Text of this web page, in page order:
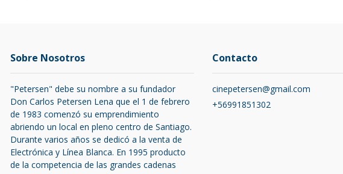
Sobre Nosotros
"Petersen" debe su nombre a su fundador
Don Carlos Petersen Lena que el 1 de febrero
de 1983 comenzó su emprendimiento
abriendo un local en pleno centro de Santiago.
Durante varios años se dedicó a la venta de
Electrónica y Línea Blanca. En 1995 producto
de la competencia de las grandes cadenas
Contacto
cinepetersen@gmail.com
+56991851302